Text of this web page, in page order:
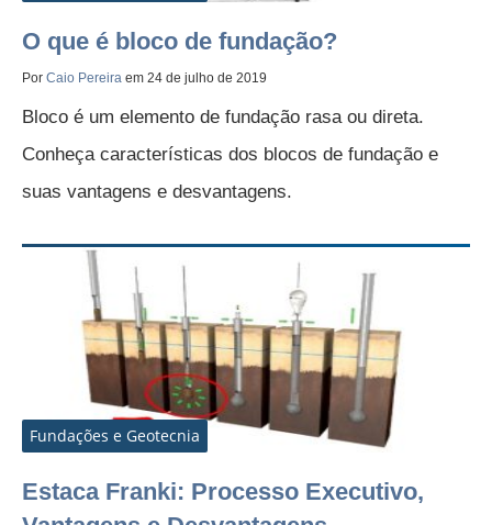
O que é bloco de fundação?
Por Caio Pereira em 24 de julho de 2019
Bloco é um elemento de fundação rasa ou direta.
Conheça características dos blocos de fundação e
suas vantagens e desvantagens.
Fundações e Geotecnia
Estaca Franki: Processo Executivo,